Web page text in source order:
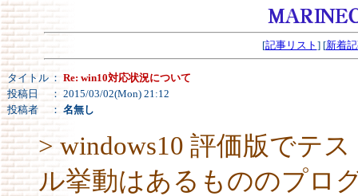
[記事リスト ] [新着
タイトル ： Re: win10対応状況について
投稿日
： 2015/03/02(Mon) 21:12
投稿者
： 名無し
> windows10 評価版でテ
ル挙動はあるもののプロ